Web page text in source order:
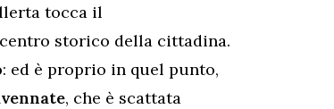
tocca il
storico della cittadina.
: ed è proprio in quel punto,
, che è scattata